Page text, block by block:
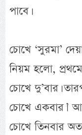
পাবে।
চোখে ‘সুরমা’
নিয়ম হলো,
চোখে দু’বার।
চোখে একবার।’
চোখে তিনবার